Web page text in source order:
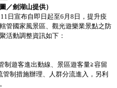
／劍湖山提供）
日宣布自即日起至6月8日，提升疫
管國家風景區、觀光遊樂業景點之防
活動調整資訊如下：
制遊客進出動線、景區遊客量≧容留
制措施辦理、人群分流進入，另利